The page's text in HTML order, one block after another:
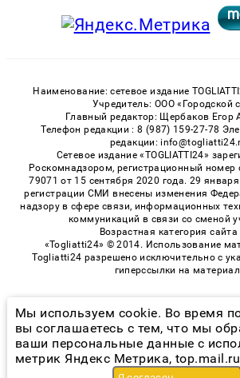
Наименование: сетевое издание
Учредитель: ООО «Городской
Главный редактор: Щербаков Егор
Телефон редакции : 8 (987) 159-27-78
редакции:
Сетевое издание «TOGLIATTI24»
Роскомнадзором, регистрационный
79071 от 15 сентября 2020 года. 29
регистрации СМИ внесены изменения
надзору в сфере связи, информационных
коммуникаций в связи со сменой
Возрастная категория
«Togliatti24» © 2014. Использование
Togliatti24 разрешено исключительно с
гиперссылки на
© 2026 «Togliatti24» | Все права
Возрастная категория сайта
Политика
Мы используем cookie. Во время
вы соглашаетесь с тем, что мы
ваши персональные данные с
метрик Яндекс Метрика,